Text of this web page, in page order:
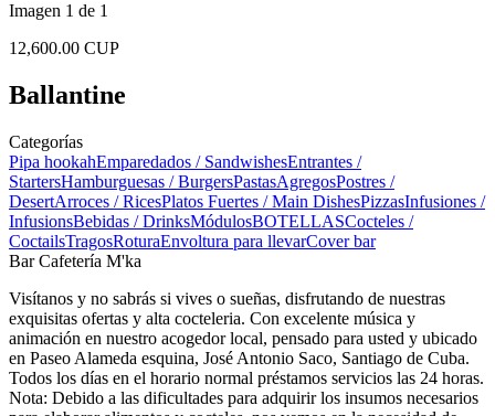
Imagen 1 de 1
12,600.00 CUP
Ballantine
Categorías
Pipa hookahEmparedados / SandwishesEntrantes /
StartersHamburguesas / BurgersPastasAgregosPostres /
DesertArroces / RicesPlatos Fuertes / Main DishesPizzasInfusiones /
InfusionsBebidas / DrinksMódulosBOTELLASCocteles /
CoctailsTragosRoturaEnvoltura para llevarCover bar
Bar Cafetería M'ka
Visítanos y no sabrás si vives o sueñas, disfrutando de nuestras
exquisitas ofertas y alta cocteleria. Con excelente música y
animación en nuestro acogedor local, pensado para usted y ubicado
en Paseo Alameda esquina, José Antonio Saco, Santiago de Cuba.
Todos los días en el horario normal préstamos servicios las 24 horas.
Nota: Debido a las dificultades para adquirir los insumos necesarios